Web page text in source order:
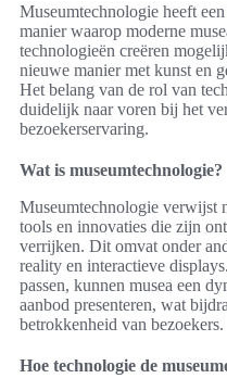
Museumtechnologie heeft
manier waarop moderne
technologieën creëren
nieuwe manier met kunst en
Het belang van de rol van
duidelijk naar voren bij het
bezoekerservaring.
Wat is museumtechnologie?
Museumtechnologie verwijst
tools en innovaties die zijn
verrijken. Dit omvat onder
reality en interactieve
passen, kunnen musea een
aanbod presenteren, wat
betrokkenheid van bezoekers.
Hoe technologie de